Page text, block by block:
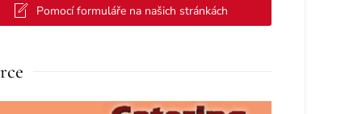
Pomocí formuláře na našich stránkách